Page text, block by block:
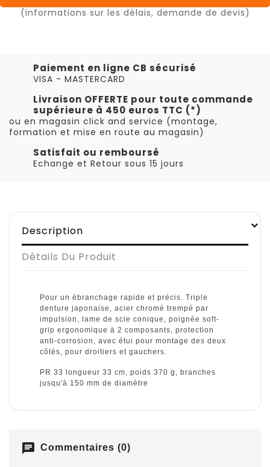
(informations sur les délais, demande de devis)
Paiement en ligne CB sécurisé
VISA - MASTERCARD
Livraison OFFERTE pour toute commande
supérieure à 450 euros TTC (*)
ou en magasin click and service (montage,
formation et mise en route au magasin)
Satisfait ou remboursé
Echange et Retour sous 15 jours
Description
Détails Du Produit
Pour un ébranchage rapide et précis. Triple
denture japonaise, acier chromé trempé par
impulsion, lame de scie conique, poignée soft-
grip ergonomique à 2 composants, protection
anti-corrosion, avec étui pour montage des deux
côtés, pour droitiers et gauchers.
PR 33 longueur 33 cm, poids 370 g, branches
jusqu'à 150 mm de diamètre
chat Commentaires (0)